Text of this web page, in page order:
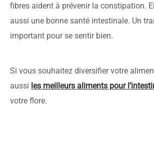
fibres aident à prévenir la constipation.
aussi une bonne santé intestinale. Un
important pour se sentir bien.
Si vous souhaitez diversifier votre
aussi les meilleurs aliments pour
votre flore.